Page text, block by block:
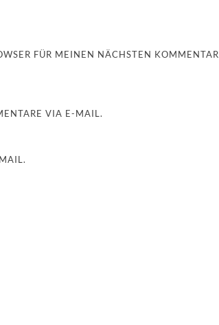
FÜR MEINEN NÄCHSTEN KOMMENTAR
VIA E-MAIL.